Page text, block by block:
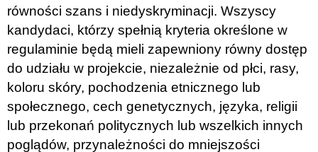
równości szans i niedyskryminacji. Wszyscy
kandydaci, którzy spełnią kryteria określone w
regulaminie będą mieli zapewniony równy dostęp
do udziału w projekcie, niezależnie od płci, rasy,
koloru skóry, pochodzenia etnicznego lub
społecznego, cech genetycznych, języka, religii
lub przekonań politycznych lub wszelkich innych
poglądów, przynależności do mniejszości